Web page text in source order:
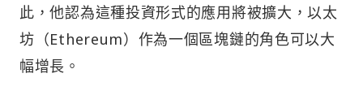
此，他認為這種投資形式的應用將被擴大，以太
坊（Ethereum）作為一個區塊鏈的角色可以大
幅增長。